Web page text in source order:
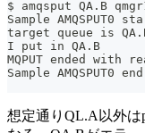
$ amqsput QA.B
Sample AMQSPUT0
target queue is
I put in QA.B
MQPUT ended with
Sample AMQSPUT0 end
想定通りQL.A以外は